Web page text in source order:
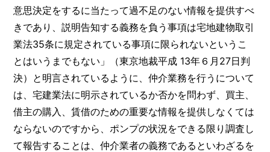
意思決定をするに当たって過不足のない情報を提供すべ
きであり、説明告知する義務を負う事項は宅地建物取引
業法35条に規定されている事項に限られないというこ
とはいうまでもない」（東京地裁平成 13年６月27日判
決）と明言されているように、仲介業務を行うについて
は、宅建業法に明示されているか否かを問わず、買主、
借主の購入、賃借のための重要な情報を提供しなくては
ならないのですから、ポンプの状況をできる限り調査し
て報告することは、仲介業者の義務であるといわざるを